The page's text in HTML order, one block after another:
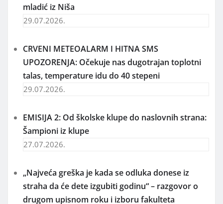
mladić iz Niša
29.07.2026.
CRVENI METEOALARM I HITNA SMS
UPOZORENJA: Očekuje nas dugotrajan toplotni
talas, temperature idu do 40 stepeni
29.07.2026.
EMISIJA 2: Od školske klupe do naslovnih strana:
Šampioni iz klupe
27.07.2026.
„Najveća greška je kada se odluka donese iz
straha da će dete izgubiti godinu“ – razgovor o
drugom upisnom roku i izboru fakulteta